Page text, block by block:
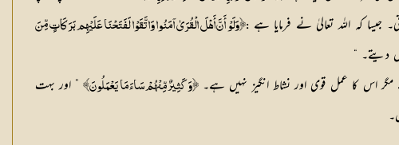
کہ اللہ تعالیٰ نے فرمایا ہے :﴿وَلَوْ أَنَّ أَهْلَ الْقُرَىٰ آمَنُوا وَاتَّقَوْا لَفَتَحْنَا عَلَيْهِم بَرَكَاتٍ مِّنَ
دیتے۔ “
اس کا عمل قوی اور نشاط انگیز نہیں ہے۔ ﴿وَكَثِيرٌ مِّنْهُمْ سَاءَ مَا يَعْمَلُونَ﴾” اور بہت